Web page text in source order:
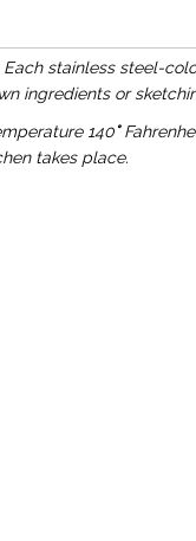
stainless steel-
ingredients or
140°
takes place.